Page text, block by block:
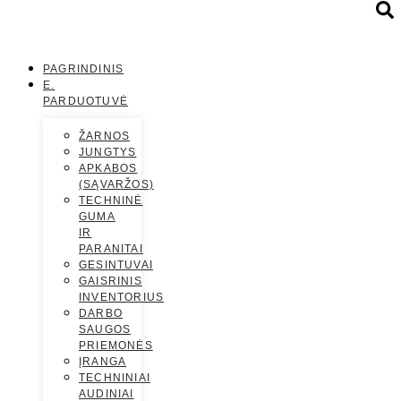
PAGRINDINIS
E.
PARDUOTUVĖ
ŽARNOS
JUNGTYS
APKABOS
(SĄVARŽOS)
TECHNINĖ
GUMA
IR
PARANITAI
GESINTUVAI
GAISRINIS
INVENTORIUS
DARBO
SAUGOS
PRIEMONĖS
ĮRANGA
TECHNINIAI
AUDINIAI